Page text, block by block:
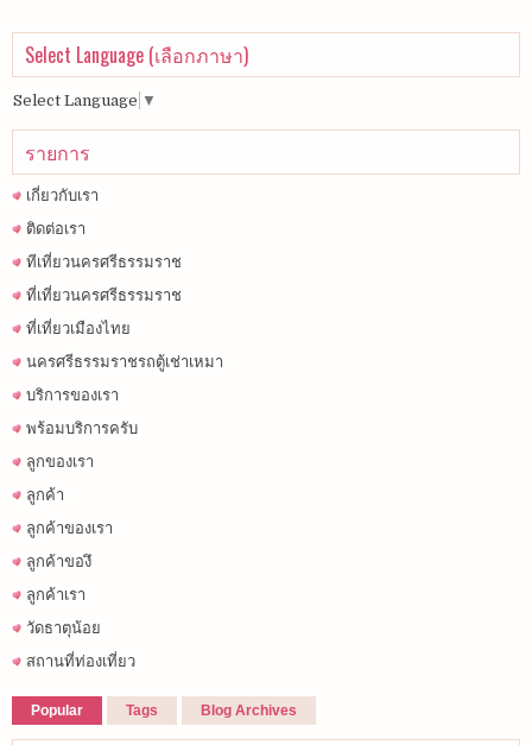
Select Language (เลือกภาษา)
Select Language ▼
รายการ
เกี่ยวกับเรา
ติดต่อเรา
ทีเที่ยวนครศรีธรรมราช
ที่เที่ยวนครศรีธรรมราช
ที่เที่ยวเมืองไทย
นครศรีธรรมราชรถตู้เช่าเหมา
บริการของเรา
พร้อมบริการครับ
ลูกของเรา
ลูกค้า
ลูกค้าของเรา
ลูกค้าของึ
ลูกค้าเรา
วัดธาตุน้อย
สถานที่ท่องเที่ยว
Popular Tags Blog Archives